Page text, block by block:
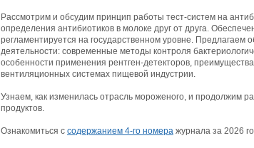
Рассмотрим и обсудим принцип работы тест-систем на
определения антибиотиков в молоке друг от друга.
регламентируется на государственном уровне.
деятельности: современные методы контроля
особенности применения рентген-детекторов,
вентиляционных системах пищевой индустрии.
Узнаем, как изменилась отрасль мороженого, и продолжим
продуктов.
Ознакомиться с содержанием 4-го номера журнала за 2026